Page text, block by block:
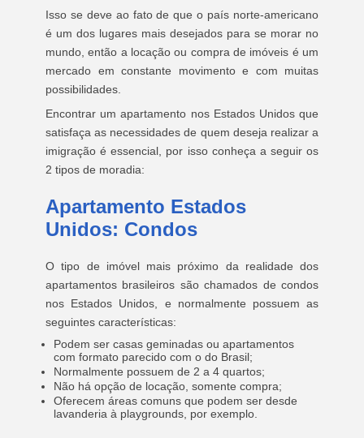
Isso se deve ao fato de que o país norte-americano
é um dos lugares mais desejados para se morar no
mundo, então a locação ou compra de imóveis é um
mercado em constante movimento e com muitas
possibilidades.
Encontrar um apartamento nos Estados Unidos que
satisfaça as necessidades de quem deseja realizar a
imigração é essencial, por isso conheça a seguir os
2 tipos de moradia:
Apartamento Estados
Unidos: Condos
O tipo de imóvel mais próximo da realidade dos
apartamentos brasileiros são chamados de condos
nos Estados Unidos, e normalmente possuem as
seguintes características:
Podem ser casas geminadas ou apartamentos
com formato parecido com o do Brasil;
Normalmente possuem de 2 a 4 quartos;
Não há opção de locação, somente compra;
Oferecem áreas comuns que podem ser desde
lavanderia à playgrounds, por exemplo.